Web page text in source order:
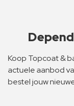
Koop Topcoat &
actuele aanbod
bestel jouw